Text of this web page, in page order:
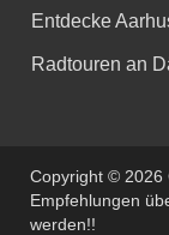
Entdecke
Radtouren an
Copyright © 2026
Empfehlungen
werden!!